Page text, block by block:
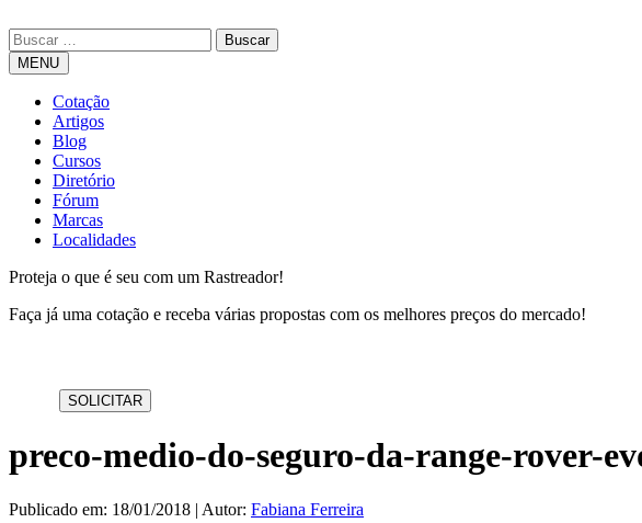
MENU
Cotação
Artigos
Blog
Cursos
Diretório
Fórum
Marcas
Localidades
Proteja o que é seu com um Rastreador!
Faça já uma cotação e receba várias propostas com os melhores preços do mercado!
preco-medio-do-seguro-da-range-rover-
Publicado em: 18/01/2018 | Autor: Fabiana Ferreira